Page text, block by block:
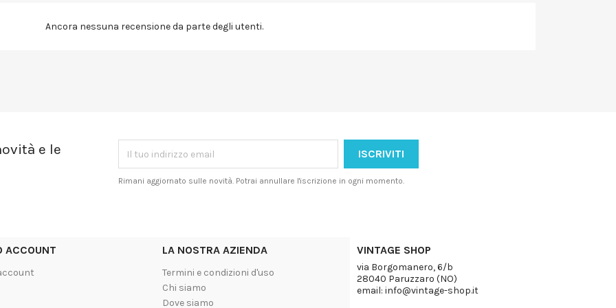
Ancora nessuna recensione da parte degli utenti.
e le
Rimani aggiornato sulle novità. Potrai annullare l'iscrizione in ogni momento.
ACCOUNT LA NOSTRA AZIENDA
Termini e condizioni d'uso
Chi siamo
Dove siamo
VINTAGE SHOP
via Borgomanero, 6/b
28040 Paruzzaro (NO)
email: info@vintage-shop.it